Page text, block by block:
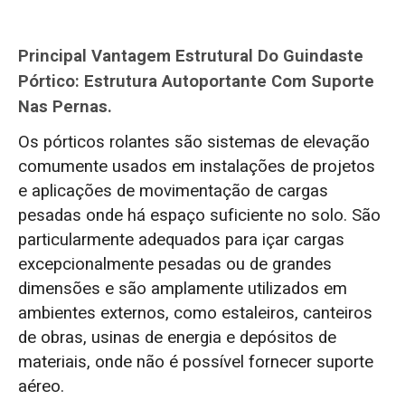
Principal Vantagem Estrutural Do Guindaste
Pórtico: Estrutura Autoportante Com Suporte
Nas Pernas.
Os pórticos rolantes são sistemas de elevação
comumente usados em instalações de projetos
e aplicações de movimentação de cargas
pesadas onde há espaço suficiente no solo. São
particularmente adequados para içar cargas
excepcionalmente pesadas ou de grandes
dimensões e são amplamente utilizados em
ambientes externos, como estaleiros, canteiros
de obras, usinas de energia e depósitos de
materiais, onde não é possível fornecer suporte
aéreo.